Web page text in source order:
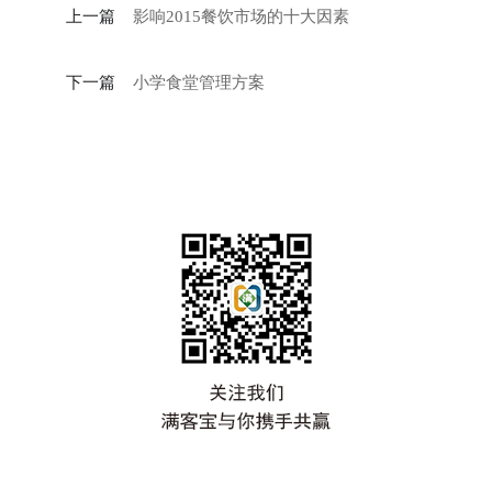
上一篇 影响2015餐饮市场的十大因素
下一篇 小学食堂管理方案